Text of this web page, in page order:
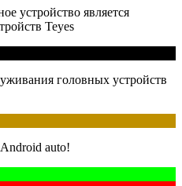
устройство является
Teyes
головных устройств
auto!